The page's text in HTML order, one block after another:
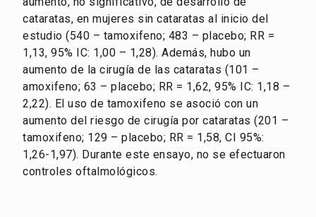
cataratas, en mujeres sin cataratas al inicio del
estudio (540 – tamoxifeno; 483 – placebo; RR =
1,13, 95% IC: 1,00 – 1,28). Además, hubo un
aumento de la cirugía de las cataratas (101 –
amoxifeno; 63 – placebo; RR = 1,62, 95% IC: 1,18 –
2,22). El uso de tamoxifeno se asoció con un
aumento del riesgo de cirugía por cataratas (201 –
tamoxifeno; 129 – placebo; RR = 1,58, CI 95%:
1,26-1,97). Durante este ensayo, no se efectuaron
controles oftalmológicos.